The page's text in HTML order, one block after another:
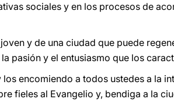
sociales y en los procesos de
y de una ciudad que puede
pasión y el entusiasmo que los
encomiendo a todos ustedes a la
fieles al Evangelio y, bendiga a la